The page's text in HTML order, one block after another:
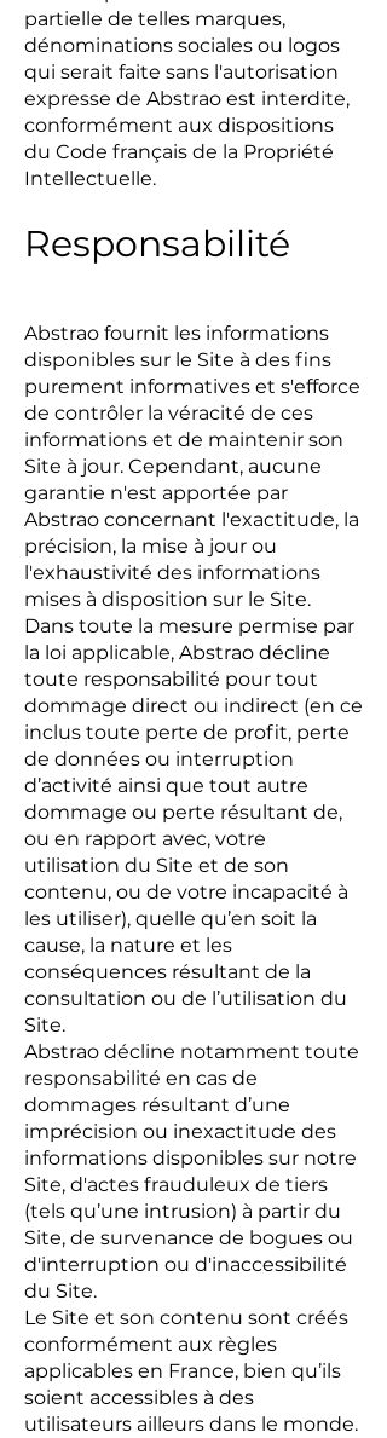
partielle de telles marques,
dénominations sociales ou logos
qui serait faite sans l'autorisation
expresse de Abstrao est interdite,
conformément aux dispositions
du Code français de la Propriété
Intellectuelle.
Responsabilité
Abstrao fournit les informations
disponibles sur le Site à des fins
purement informatives et s'efforce
de contrôler la véracité de ces
informations et de maintenir son
Site à jour. Cependant, aucune
garantie n'est apportée par
Abstrao concernant l'exactitude, la
précision, la mise à jour ou
l'exhaustivité des informations
mises à disposition sur le Site.
Dans toute la mesure permise par
la loi applicable, Abstrao décline
toute responsabilité pour tout
dommage direct ou indirect (en ce
inclus toute perte de profit, perte
de données ou interruption
d’activité ainsi que tout autre
dommage ou perte résultant de,
ou en rapport avec, votre
utilisation du Site et de son
contenu, ou de votre incapacité à
les utiliser), quelle qu’en soit la
cause, la nature et les
conséquences résultant de la
consultation ou de l’utilisation du
Site.
Abstrao décline notamment toute
responsabilité en cas de
dommages résultant d’une
imprécision ou inexactitude des
informations disponibles sur notre
Site, d'actes frauduleux de tiers
(tels qu’une intrusion) à partir du
Site, de survenance de bogues ou
d'interruption ou d'inaccessibilité
du Site.
Le Site et son contenu sont créés
conformément aux règles
applicables en France, bien qu’ils
soient accessibles à des
utilisateurs ailleurs dans le monde.